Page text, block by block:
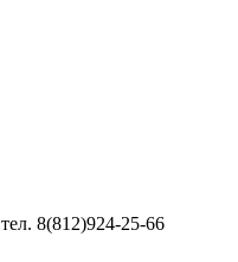
8(812)924-25-66